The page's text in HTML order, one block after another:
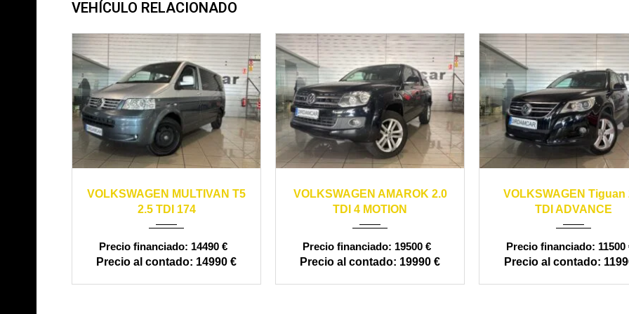
VEHÍCULO RELACIONADO
VOLKSWAGEN MULTIVAN T5
2.5 TDI 174
14490 €
14990 €
VOLKSWAGEN AMAROK 2.0
TDI 4 MOTION
19500 €
19990 €
VOLKSWAGEN Tiguan
TDI ADVANCE
11500